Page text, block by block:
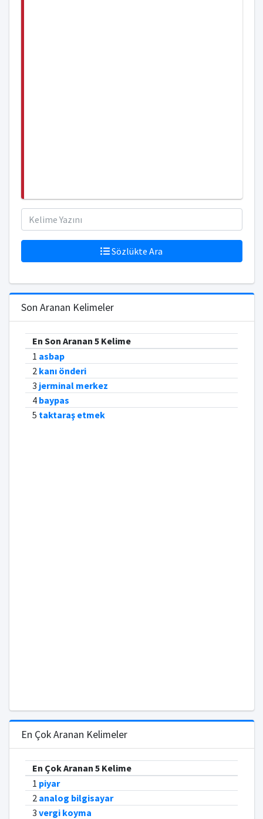
Sözlükte Ara
Son Aranan Kelimeler
En Son Aranan 5 Kelime
1 asbap
2 kanı önderi
3 jerminal merkez
4 baypas
5 taktaraş etmek
En Çok Aranan Kelimeler
En Çok Aranan 5 Kelime
1 piyar
2 analog bilgisayar
3 vergi koyma